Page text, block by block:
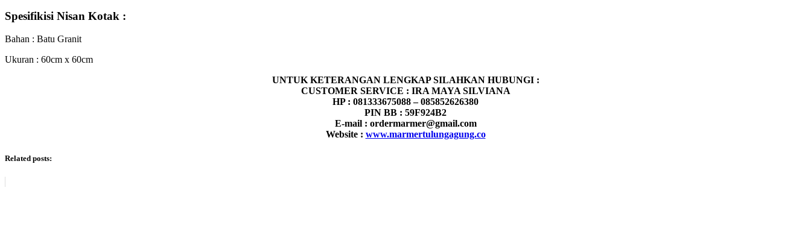
Spesifikisi Nisan Kotak :
Bahan : Batu Granit
Ukuran : 60cm x 60cm
UNTUK KETERANGAN LENGKAP SILAHKAN HUBUNGI :
CUSTOMER SERVICE : IRA MAYA SILVIANA
HP : 081333675088 – 085852626380
PIN BB : 59F924B2
E-mail : ordermarmer@gmail.com
Website : www.marmertulungagung.co
Related posts: